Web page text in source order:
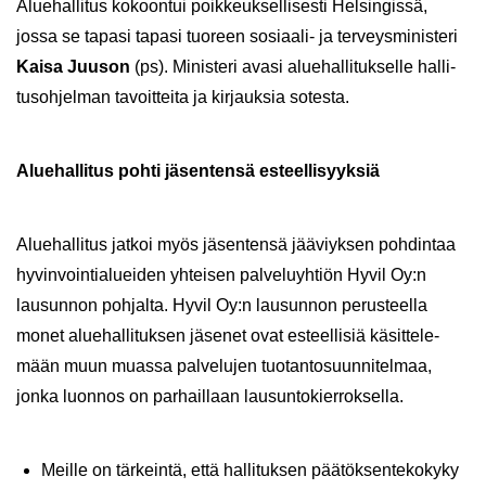
Alue­hal­li­tus ko­koon­tui poik­keuk­sel­li­ses­ti Hel­sin­gis­sä,
jossa se ta­pa­si ta­pa­si tuo­reen sosiaali-​ ja ter­veys­mi­nis­te­ri
Kaisa Juuson (ps). Mi­nis­te­ri avasi alue­hal­li­tuk­sel­le hal­li­
tus­oh­jel­man ta­voit­tei­ta ja kir­jauk­sia so­tes­ta.
Alue­hal­li­tus pohti jä­sen­ten­sä es­teel­li­syyk­siä
Alue­hal­li­tus jat­koi myös jä­sen­ten­sä jää­viyk­sen poh­din­taa
hy­vin­voin­tia­luei­den yh­tei­sen pal­ve­lu­yh­tiön Hyvil Oy:n
lausun­non poh­jal­ta. Hyvil Oy:n lausun­non pe­rus­teel­la
monet alue­hal­li­tuk­sen jä­se­net ovat es­teel­li­siä kä­sit­te­le­
mään muun muas­sa pal­ve­lu­jen tuo­tan­to­suun­ni­tel­maa,
jonka luon­nos on par­hail­laan lausun­to­kier­rok­sel­la.
Meil­le on tär­kein­tä, että hal­li­tuk­sen pää­tök­sen­te­ko­ky­ky